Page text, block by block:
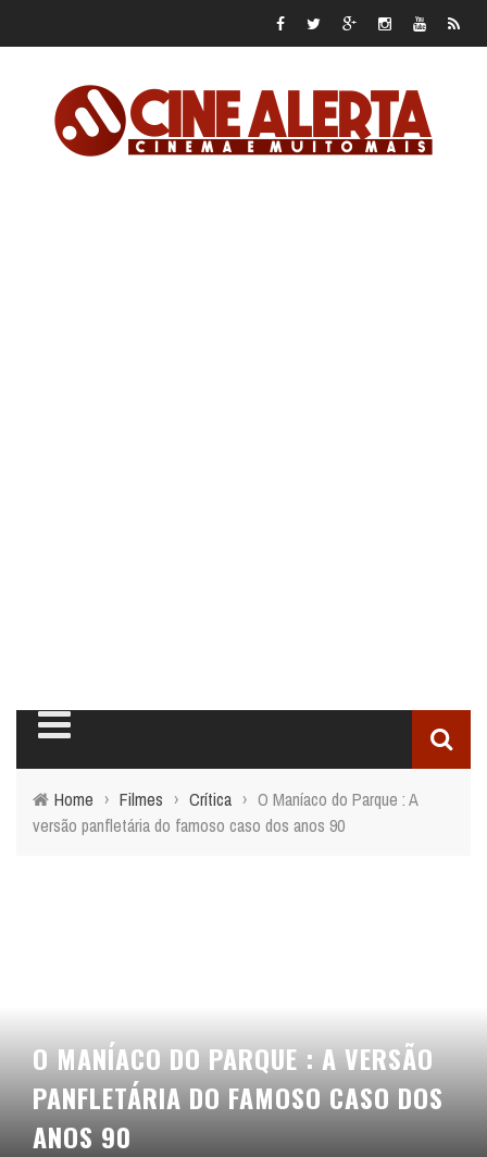
Home › Filmes › Crítica › O Maníaco do Parque : A
versão panfletária do famoso caso dos anos 90
O MANÍACO DO PARQUE : A VERSÃO
PANFLETÁRIA DO FAMOSO CASO DOS
ANOS 90